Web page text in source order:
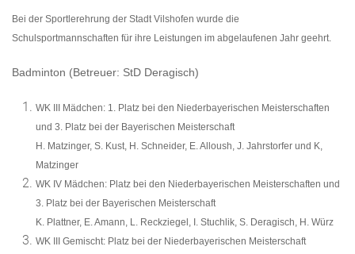
Bei der Sportlerehrung der Stadt Vilshofen wurde die
Schulsportmannschaften für ihre Leistungen im abgelaufenen Jahr geehrt.
Badminton (Betreuer: StD Deragisch)
WK III Mädchen: 1. Platz bei den Niederbayerischen Meisterschaften
und 3. Platz bei der Bayerischen Meisterschaft
H. Matzinger, S. Kust, H. Schneider, E. Alloush, J. Jahrstorfer und K,
Matzinger
WK IV Mädchen: Platz bei den Niederbayerischen Meisterschaften und
3. Platz bei der Bayerischen Meisterschaft
K. Plattner, E. Amann, L. Reckziegel, I. Stuchlik, S. Deragisch, H. Würz
WK III Gemischt: Platz bei der Niederbayerischen Meisterschaft